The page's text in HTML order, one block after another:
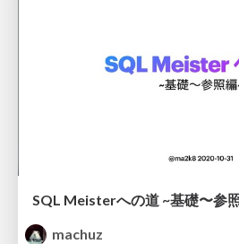
SQL Meisterへの道 ~基礎〜参
machuz